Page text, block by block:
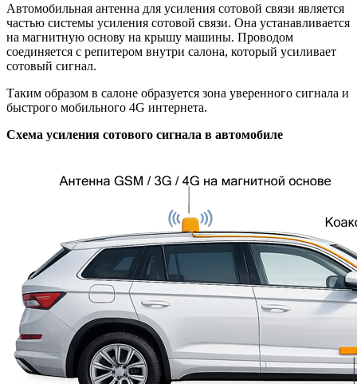
Автомобильная антенна для усиления сотовой связи является
частью системы усиления сотовой связи. Она устанавливается
на магнитную основу на крышу машины. Проводом
соединяется с репитером внутри салона, который усиливает
сотовый сигнал.
Таким образом в салоне образуется зона уверенного сигнала и
быстрого мобильного 4G интернета.
Схема усиления сотового сигнала в автомобиле